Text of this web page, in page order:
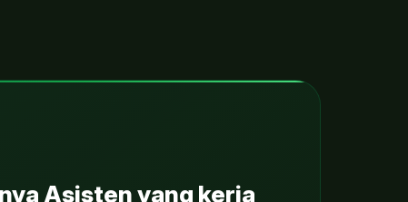
Asisten yang kerja